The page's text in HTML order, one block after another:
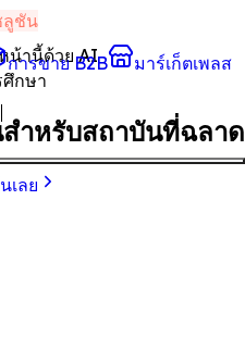
การขาย B2B
มาร์เก็ตเพลส
ลูชัน
น้านี้ด้วย AI
ศึกษา
ำหรับสถาบันที่ฉลาด
เลย